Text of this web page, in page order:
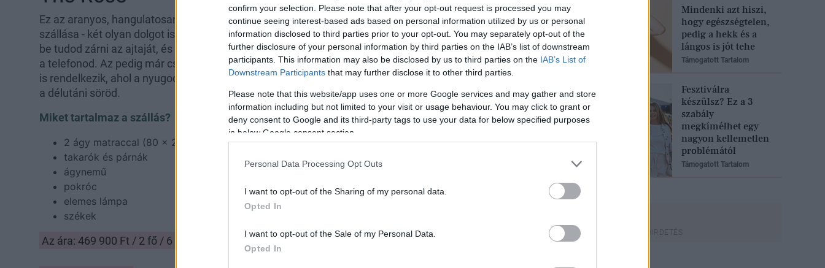
confirm your selection. Please note that after your opt-out request is processed you may
continue seeing interest-based ads based on personal information utilized by us or personal
information disclosed to third parties prior to your opt-out. You may separately opt-out of the
further disclosure of your personal information by third parties on the IAB’s list of downstream
participants. This information may also be disclosed by us to third parties on the IAB’s List of
Downstream Participants that may further disclose it to other third parties.
Please note that this website/app uses one or more Google services and may gather and store
information including but not limited to your visit or usage behaviour. You may click to grant or
deny consent to Google and its third-party tags to use your data for below specified purposes
in below Google consent section.
Personal Data Processing Opt Outs
I want to opt-out of the Sharing of my personal data.
Opted In
I want to opt-out of the Sale of my Personal Data.
Opted In
Ez az aranyos, hangulatosan berendezett faházikó - ami a Sziget második legdrágább
szállása - két olyan dolgot is biztosít számodra, ami egy fesztivál területén valódi kincs:
be tudod zárni az ajtaját, és a konnektoroknak köszönhetően bármikor fel tudod tölteni
a telefonod. Az pedig már csak a hab a tortán, hogy a szállás saját, árnyékos terasszal
is rendelkezik, ahol a nyugodt körülmények között kortyolhatod el a reggelikávéd vagy
a délutáni söröd.
Miket tartalmaz a szállás?
2 ágy matraccal (80 x 200 cm)
takarók és párnák
ágynemű
pokróc
elemes lámpa
székek
Az ára: 469 900 Ft / 2 fő / 6 nap
Mindenki azt hiszi,
hogy egészségtelen,
pedig a hekk és a
lángos is jót tehe
Támogatott Tartalom
Fesztiválra
készülsz? Ez a 3
szabály
megkímélhet egy
nagyon kellemetlen
problémától
Támogatott Tartalom